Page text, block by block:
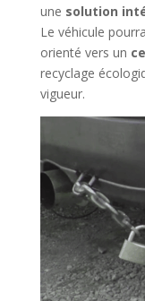
une solution
Le véhicule
orienté vers un
recyclage
vigueur.